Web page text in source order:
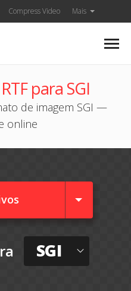
Compress Video Mais
para SGI
de imagem SGI —
online
SGI